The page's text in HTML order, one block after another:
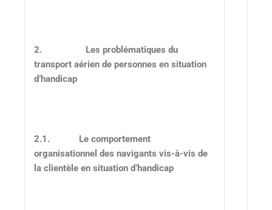
2. Les problématiques du
transport aérien de personnes en situation
d’handicap
2.1. Le comportement
organisationnel des navigants vis-à-vis de
la clientèle en situation d’handicap